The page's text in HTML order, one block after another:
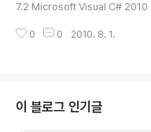
7.2 Microsoft Visual C#
무엇인가? 이벤트 핸들러는 콜백
려 이벤트 핸들러가 더 좋다. 왜냐
로 Microsof..
0 0 2010. 8. 1.
이 블로그 인기글